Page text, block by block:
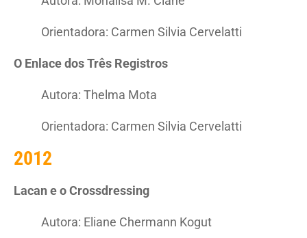
Orientadora: Carmen Silvia Cervelatti
O Enlace dos Três Registros
Autora: Thelma Mota
Orientadora: Carmen Silvia Cervelatti
2012
Lacan e o Crossdressing
Autora: Eliane Chermann Kogut